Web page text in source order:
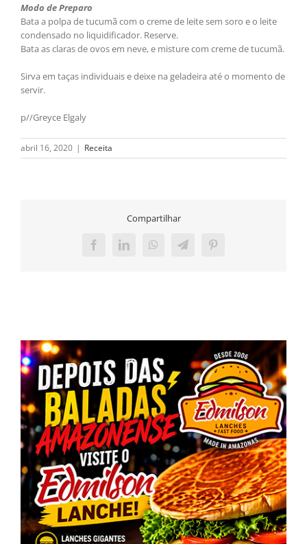
Modo de Preparo
Bata a polpa de tucumã com o creme de leite sem soro e o leite
condensado no liquidificador. Reserve.
Bata as claras de ovos em neve, e misture com creme de tucumã.
Sirva em taças individuais e deixe na geladeira até o momento de
servir.
p//Greyce Elgaly
abril 16, 2020 | Receita
Compartilhar
FacebookLinkedInWhatsAppTelegramPinterest